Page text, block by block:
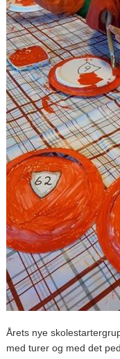
Årets nye
med turer og med det